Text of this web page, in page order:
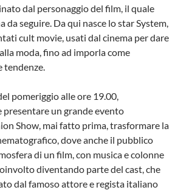
dal personaggio del film, il quale
da seguire. Da qui nasce lo star System,
cult movie, usati dal cinema per dare
moda, fino ad imporla come
tendenze.
pomeriggio alle ore 19.00,
presentare un grande evento
Show, mai fatto prima, trasformare la
dove anche il pubblico
di un film, con musica e colonne
diventando parte del cast, che
dal famoso attore e regista italiano